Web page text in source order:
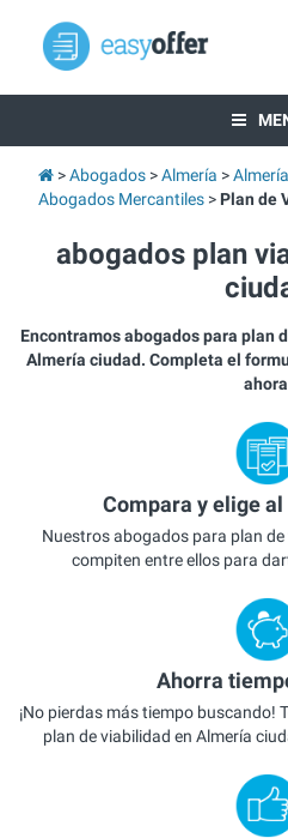
Abogados Almería
Abogados Mercantiles
Plan de
abogados plan
Encontramos abogados para plan
Almería ciudad. Completa el
Compara y elige
Nuestros abogados para plan
compiten entre ellos para
Ahorra
¡No pierdas más tiempo buscando!
plan de viabilidad en Almería